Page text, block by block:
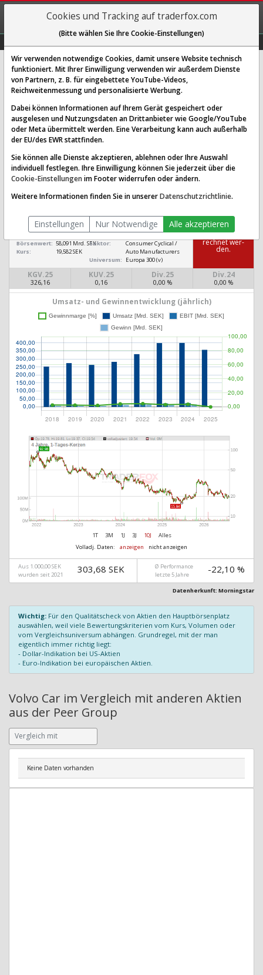
REGIS-
TRIEREN
Volvo Car Aktie: Realtime-Kurs &
Analyse (A40AE9 | VOLCAR/B)
SCORING SYSTEMS:
Qualitäts-Check Dividenden-Check
Wachstums-Check
Robustheits-Check
Qualitäts-Check:Ist die Aktie zum Investieren
Infos zum Score
Volvo Car[VOLCAR/B A40AE9
SE0021628898]
Börsenwert: 58,091 Mrd. SEK
Kurs:
19,582 SEK
Sektor:
Consumer Cyclical /
Auto Manufacturers
Universum:
Europa 300 (v)
KGV.25
326,16
KUV.25
0,16
Div.25
0,00 %
Div.24
0,00 %
Das Ra­ting
konn­te nicht be­
rech­net wer­
den.
Umsatz- und Gewinnentwicklung (jährlich)
1T 3M 1J 3J 10J
Alles
Volladj. Daten:
anzeigen nicht anzeigen
Aus 1.000,00 SEK
wurden seit 2021
303,68 SEK
Ø Performance
letzte 5 Jahre
-22,10 %
Datenherkunft: Morningstar
Wichtig: Für den Qualitätscheck von Aktien den Hauptbörsenplatz
auswählen, weil viele Bewertungskriterien vom Kurs, Volumen oder
vom Vergleichsuniversum abhängen. Grundregel, mit der man
eigentlich immer richtig liegt:
- Dollar-Indikation bei US-Aktien
- Euro-Indikation bei europäischen Aktien.
Volvo Car im Vergleich mit anderen Aktien
aus der Peer Group
Keine Daten vorhanden
Cookies und Tracking auf traderfox.com
(Bitte wählen Sie Ihre Cookie-Einstellungen)
Wir verwenden notwendige Cookies, damit unsere Website technisch
funktioniert. Mit Ihrer Einwilligung verwenden wir außerdem Dienste
von Partnern, z. B. für eingebettete YouTube-Videos,
Reichweitenmessung und personalisierte Werbung.
Dabei können Informationen auf Ihrem Gerät gespeichert oder
ausgelesen und Nutzungsdaten an Drittanbieter wie Google/YouTube
oder Meta übermittelt werden. Eine Verarbeitung kann auch außerhalb
der EU/des EWR stattfinden.
Sie können alle Dienste akzeptieren, ablehnen oder Ihre Auswahl
individuell festlegen. Ihre Einwilligung können Sie jederzeit über die
Cookie-Einstellungen im Footer widerrufen oder ändern.
Weitere Informationen finden Sie in unsererDatenschutzrichtlinie.
Einstellungen Nur Notwendige Alle akzeptieren